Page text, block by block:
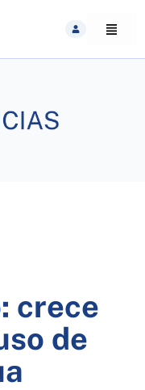
crece
de